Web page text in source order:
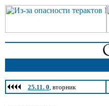
25.11. 0, вторник